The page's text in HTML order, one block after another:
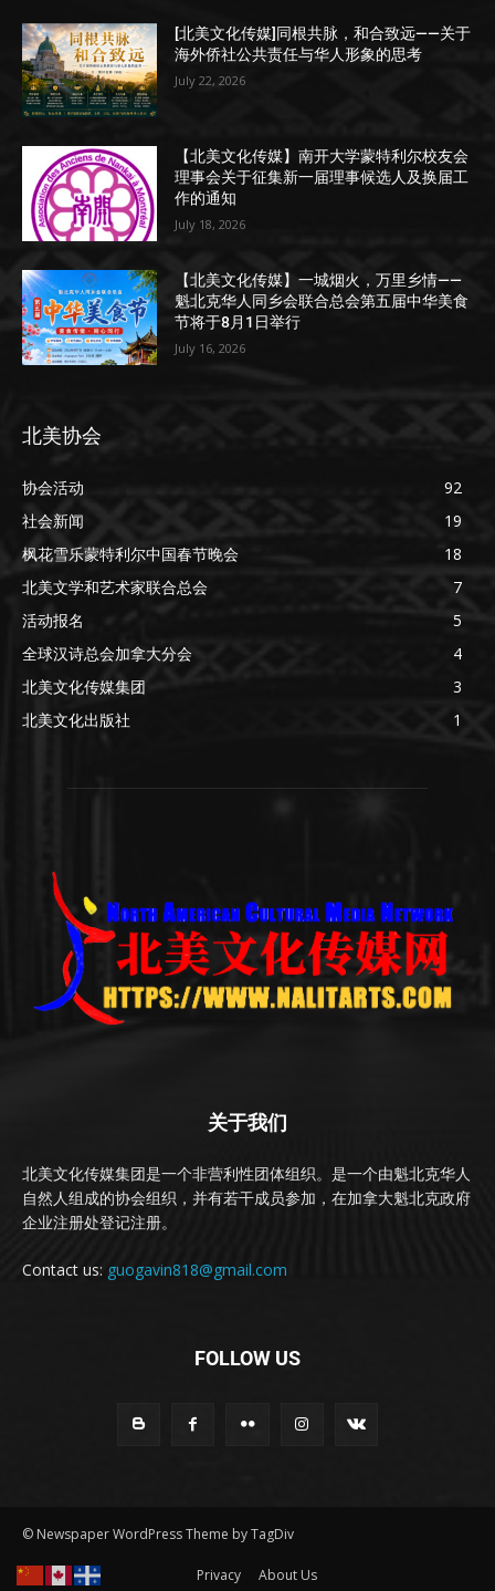
[北美文化传媒]同根共脉，和合致远——关于
海外侨社公共责任与华人形象的思考
July 22, 2026
【北美文化传媒】南开大学蒙特利尔校友会
理事会关于征集新一届理事候选人及换届工
作的通知
July 18, 2026
【北美文化传媒】一城烟火，万里乡情——
魁北克华人同乡会联合总会第五届中华美食
节将于8月1日举行
July 16, 2026
北美协会
协会活动
92
社会新闻
19
枫花雪乐蒙特利尔中国春节晚会
18
北美文学和艺术家联合总会
7
活动报名
5
全球汉诗总会加拿大分会
4
北美文化传媒集团
3
北美文化出版社
1
关于我们
北美文化传媒集团是一个非营利性团体组织。是一个由魁北克华人
自然人组成的协会组织，并有若干成员参加，在加拿大魁北克政府
企业注册处登记注册。
Contact us: guogavin818@gmail.com
FOLLOW US
© Newspaper WordPress Theme by TagDiv
Privacy About Us